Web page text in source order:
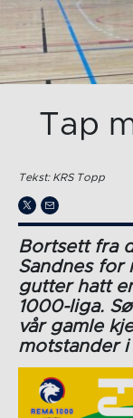
Tap
Tekst: KRS Topp
Bortsett fra
Sandnes for
gutter hatt
1000-liga.
vår gamle
motstander i